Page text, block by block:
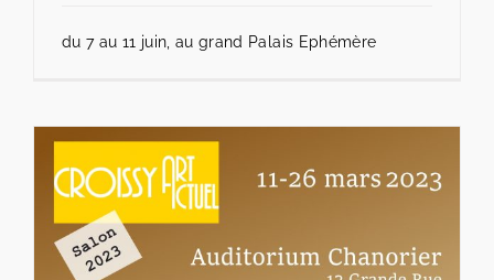
du 7 au 11 juin, au grand Palais Ephémère